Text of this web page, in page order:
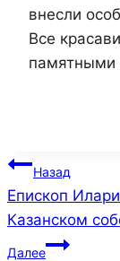
внесли
Все
памятными
по
записям
Назад
Епископ
Казанском
Далее